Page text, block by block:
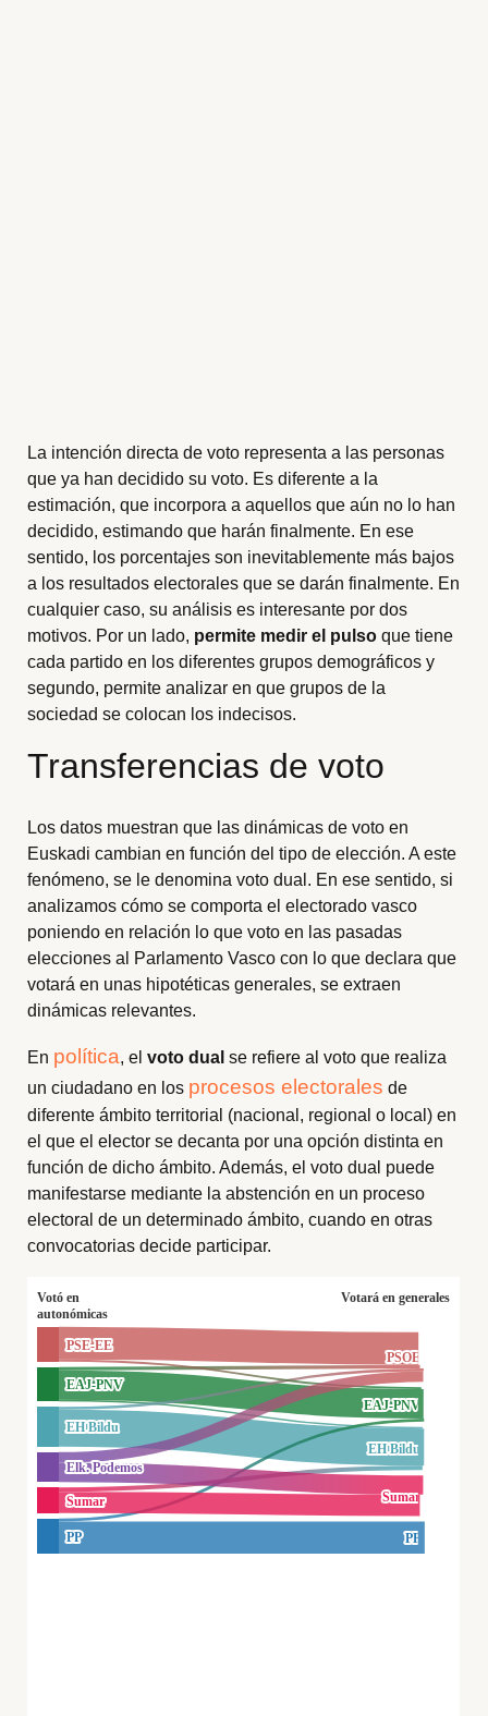
La intención directa de voto representa a las personas
que ya han decidido su voto. Es diferente a la
estimación, que incorpora a aquellos que aún no lo han
decidido, estimando que harán finalmente. En ese
sentido, los porcentajes son inevitablemente más bajos
a los resultados electorales que se darán finalmente. En
cualquier caso, su análisis es interesante por dos
motivos. Por un lado, permite medir el pulso que tiene
cada partido en los diferentes grupos demográficos y
segundo, permite analizar en que grupos de la
sociedad se colocan los indecisos.
Transferencias de voto
Los datos muestran que las dinámicas de voto en
Euskadi cambian en función del tipo de elección. A este
fenómeno, se le denomina voto dual. En ese sentido, si
analizamos cómo se comporta el electorado vasco
poniendo en relación lo que voto en las pasadas
elecciones al Parlamento Vasco con lo que declara que
votará en unas hipotéticas generales, se extraen
dinámicas relevantes.
En política, elvoto dual se refiere al voto que realiza
un ciudadano en los procesos electorales de
diferente ámbito territorial (nacional, regional o local) en
el que el elector se decanta por una opción distinta en
función de dicho ámbito. Además, el voto dual puede
manifestarse mediante la abstención en un proceso
electoral de un determinado ámbito, cuando en otras
convocatorias decide participar.